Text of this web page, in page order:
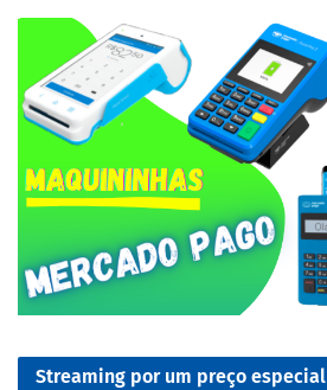
Streaming por um preço especial